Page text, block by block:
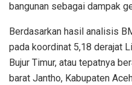
bangunan sebagai dampak
Berdasarkan hasil analisis
pada koordinat 5,18 derajat
Bujur Timur, atau tepatnya
barat Jantho, Kabupaten